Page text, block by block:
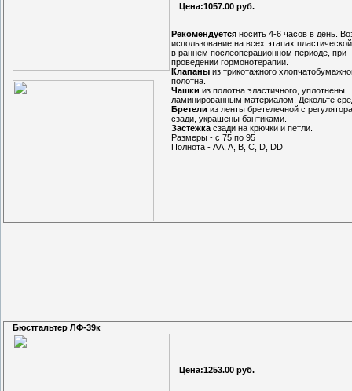
Цена:1057.00 руб.
Рекомендуется носить 4-6 часов в день.
использование на всех этапах
в раннем послеоперационном периоде, при
проведении гормонотерапии.
Клапаны из трикотажного
полотна.
Чашки из полотна эластичного, уплотнены
ламинированным материалом. Декольте
Бретели из ленты бретелечной с
сзади, украшены бантиками.
Застежка сзади на крючки и петли.
Размеры - с 75 по 95
Полнота - AA, A, B, C, D, DD
Бюстгальтер ЛФ-39к
Цена:1253.00 руб.